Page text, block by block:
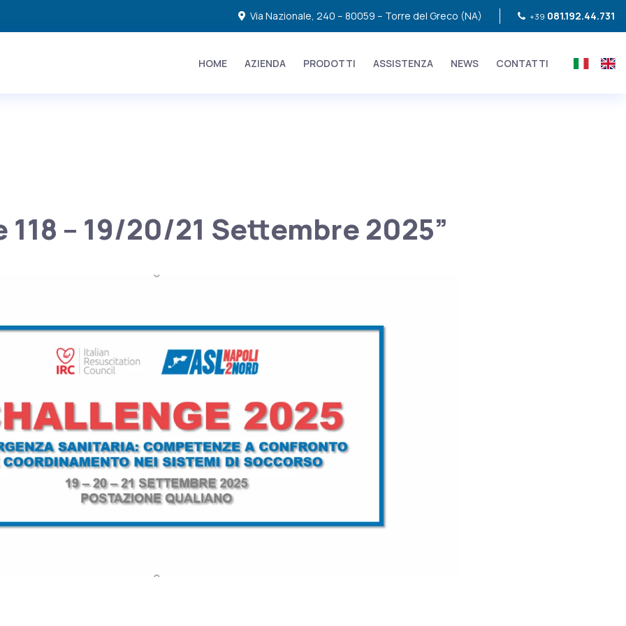
Via Nazionale, 240 – 80059 – Torre del Greco (NA) +39 081.192.44.731
HOME AZIENDA PRODOTTI ASSISTENZA NEWS CONTATTI
118 – 19/20/21 Settembre 2025”